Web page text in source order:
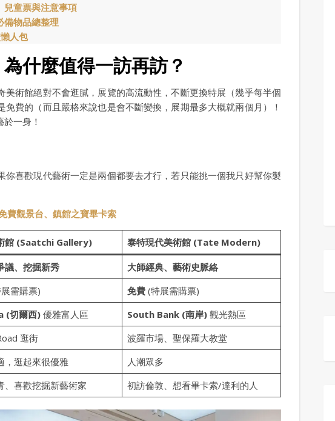
兒童票與注意事項
備物品總整理
人包
什麼值得一訪再訪？
術館絕對不會逛膩，展覽的高流動性，不斷更換特展（幾乎每半個
費的（而且嚴格來說也是會不斷變換，展期最多大概就兩個月）！
一身！
喜歡現代藝術一定是兩個都要去才行，若只能挑一個我只好幫你製
觀景台、鎮館之寶畢卡索
館 (Saatchi Gallery) 泰特現代美術館 (Tate Modern)
議、挖掘新秀
大師經典、藝術史脈絡
需購票)
免費(特展需購票)
(切爾西)優雅富人區 South Bank (南岸)觀光熱區
逛街
波羅市場、聖保羅大教堂
，逛起來很優雅
人潮眾多
、喜歡挖掘新藝術家
初訪倫敦、想看畢卡索/達利的人